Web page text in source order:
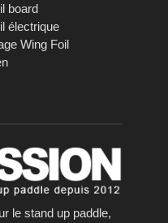
board
électrique
Wing Foil
le stand up paddle,